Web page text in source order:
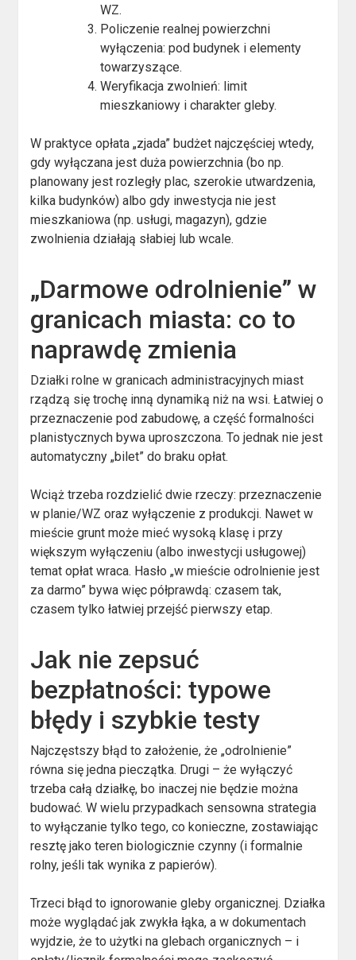
WZ.
Policzenie realnej powierzchni
wyłączenia: pod budynek i elementy
towarzyszące.
Weryfikacja zwolnień: limit
mieszkaniowy i charakter gleby.
W praktyce opłata „zjada” budżet najczęściej wtedy,
gdy wyłączana jest duża powierzchnia (bo np.
planowany jest rozległy plac, szerokie utwardzenia,
kilka budynków) albo gdy inwestycja nie jest
mieszkaniowa (np. usługi, magazyn), gdzie
zwolnienia działają słabiej lub wcale.
„Darmowe odrolnienie” w
granicach miasta: co to
naprawdę zmienia
Działki rolne w granicach administracyjnych miast
rządzą się trochę inną dynamiką niż na wsi. Łatwiej o
przeznaczenie pod zabudowę, a część formalności
planistycznych bywa uproszczona. To jednak nie jest
automatyczny „bilet” do braku opłat.
Wciąż trzeba rozdzielić dwie rzeczy: przeznaczenie
w planie/WZ oraz wyłączenie z produkcji. Nawet w
mieście grunt może mieć wysoką klasę i przy
większym wyłączeniu (albo inwestycji usługowej)
temat opłat wraca. Hasło „w mieście odrolnienie jest
za darmo” bywa więc półprawdą: czasem tak,
czasem tylko łatwiej przejść pierwszy etap.
Jak nie zepsuć
bezpłatności: typowe
błędy i szybkie testy
Najczęstszy błąd to założenie, że „odrolnienie”
równa się jedna pieczątka. Drugi – że wyłączyć
trzeba całą działkę, bo inaczej nie będzie można
budować. W wielu przypadkach sensowna strategia
to wyłączanie tylko tego, co konieczne, zostawiając
resztę jako teren biologicznie czynny (i formalnie
rolny, jeśli tak wynika z papierów).
Trzeci błąd to ignorowanie gleby organicznej. Działka
może wyglądać jak zwykła łąka, a w dokumentach
wyjdzie, że to użytki na glebach organicznych – i